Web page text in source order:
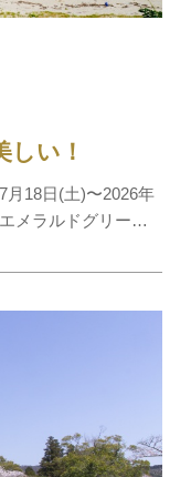
い！
月18日(土)〜2026年
メラルドグリーン
れいな海水浴場のひ